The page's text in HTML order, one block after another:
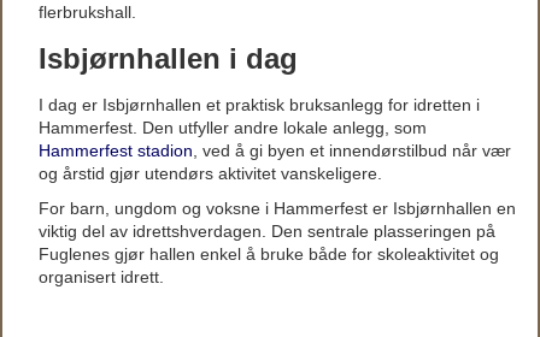
flerbrukshall.
Isbjørnhallen i dag
I dag er Isbjørnhallen et praktisk bruksanlegg for idretten i
Hammerfest. Den utfyller andre lokale anlegg, som
Hammerfest stadion , ved å gi byen et innendørstilbud når vær
og årstid gjør utendørs aktivitet vanskeligere.
For barn, ungdom og voksne i Hammerfest er Isbjørnhallen en
viktig del av idrettshverdagen. Den sentrale plasseringen på
Fuglenes gjør hallen enkel å bruke både for skoleaktivitet og
organisert idrett.